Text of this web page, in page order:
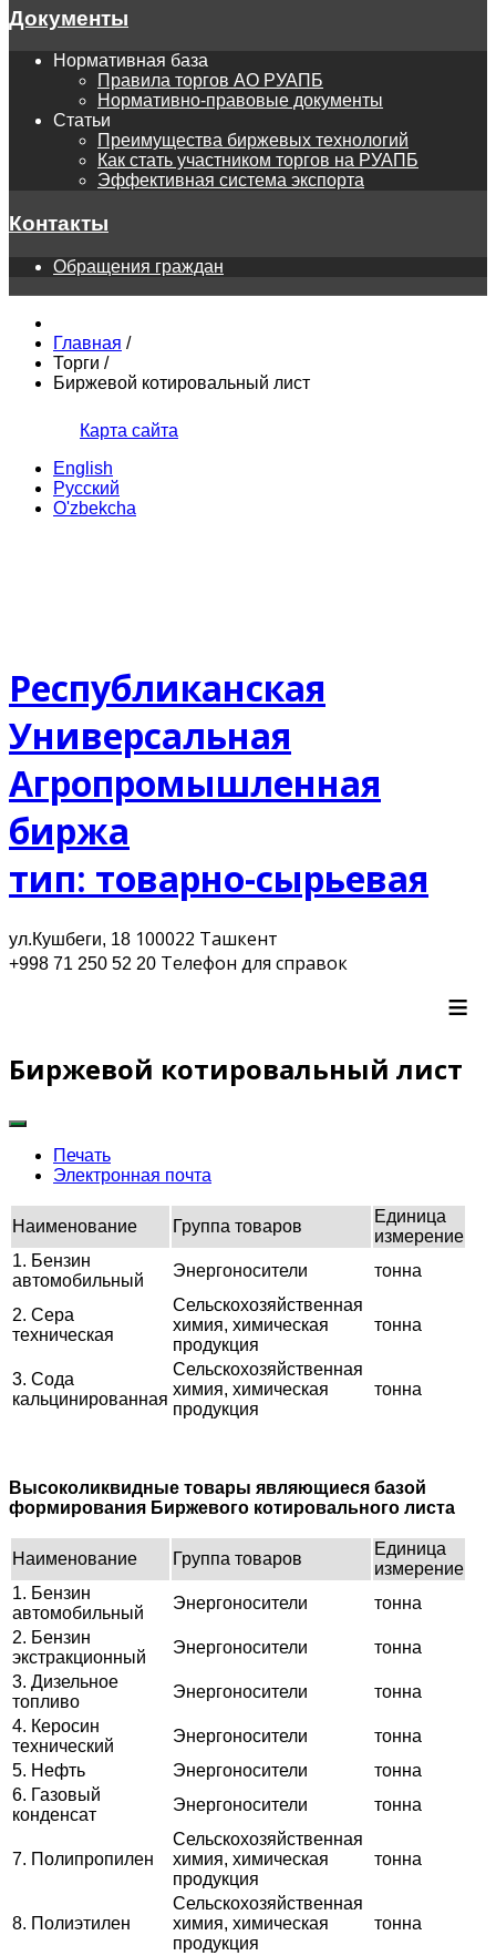
Документы
Нормативная база
Правила торгов АО РУАПБ
Нормативно-правовые документы
Статьи
Преимущества биржевых технологий
Как стать участником торгов на РУАПБ
Эффективная система экспорта
Контакты
Обращения граждан
Главная /
Торги /
Биржевой котировальный лист
Карта сайта
English
Русский
O'zbekcha
Республиканская
Универсальная
Агропромышленная
биржа
тип: товарно-сырьевая
ул.Кушбеги, 18 100022 Ташкент
+998 71 250 52 20 Телефон для cправок
≡
Биржевой котировальный лист
Печать
Электронная почта
Наименование Группа товаров
Единица
измерение
1. Бензин
автомобильный
Энергоносители тонна
2. Сера
техническая
Сельскохозяйственная
химия, химическая
продукция
тонна
3. Сода
кальцинированная
Сельскохозяйственная
химия, химическая
продукция
тонна
Высоколиквидные товары являющиеся базой
формирования Биржевого котировального листа
Наименование Группа товаров
Единица
измерение
1. Бензин
автомобильный
Энергоносители
тонна
2. Бензин
экстракционный
Энергоносители
тонна
3. Дизельное
топливо
Энергоносители
тонна
4. Керосин
технический
Энергоносители
тонна
5. Нефть
Энергоносители
тонна
6. Газовый
конденсат
Энергоносители тонна
7. Полипропилен
Сельскохозяйственная
химия, химическая
продукция
тонна
8. Полиэтилен
Сельскохозяйственная
химия, химическая
продукция
тонна